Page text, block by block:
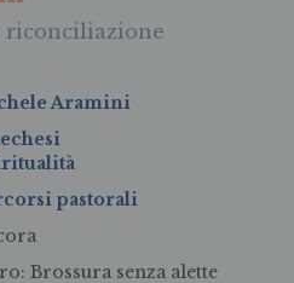
riconciliazione
Aramini
pastorali
Brossura senza alette